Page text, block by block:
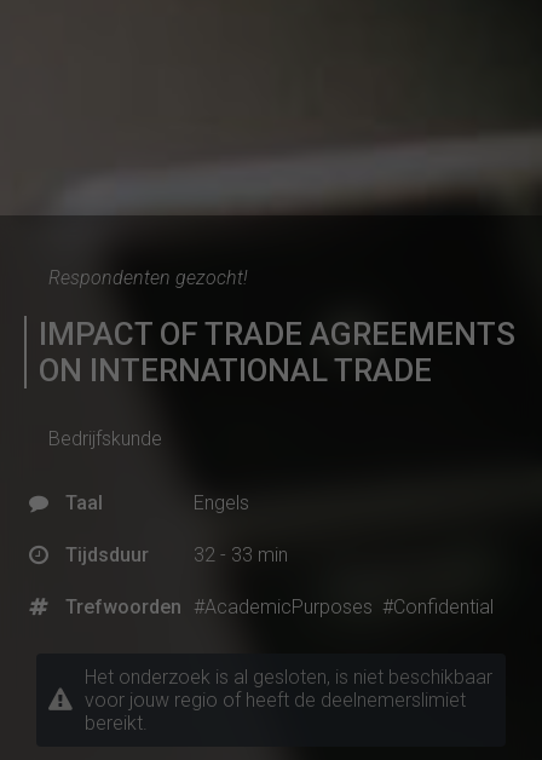
Respondenten gezocht!
IMPACT OF TRADE AGREEMENTS
ON INTERNATIONAL TRADE
Bedrijfskunde
Taal Engels
Tijdsduur 32 - 33 min
Trefwoorden #AcademicPurposes #Confidential
Het onderzoek is al gesloten, is niet beschikbaar
voor jouw regio of heeft de deelnemerslimiet
bereikt.